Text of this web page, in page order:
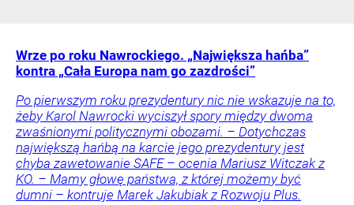
Wrze po roku Nawrockiego. „Największa hańba”
kontra „Cała Europa nam go zazdrości”
Po pierwszym roku prezydentury nic nie wskazuje na to,
żeby Karol Nawrocki wyciszył spory między dwoma
zwaśnionymi politycznymi obozami. – Dotychczas
największą hańbą na karcie jego prezydentury jest
chyba zawetowanie SAFE – ocenia Mariusz Witczak z
KO. – Mamy głowę państwa, z której możemy być
dumni – kontruje Marek Jakubiak z Rozwoju Plus.